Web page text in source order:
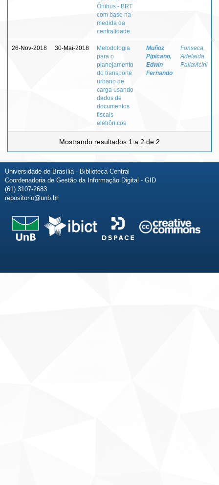
Ônibus - BRT
com base na
medida da
centralidade
26-Nov-2018 30-Mai-2018
Metodologia
para o
planejamento
do transporte
urbano de
carga usando
dados de
documentos
fiscais
eletrônicos
Muñoz
Pipicano,
Edwin
Fernando
Fonseca,
Adelaida
Pallavicini
Mostrando resultados 1 a 2 de 2
Universidade de Brasília - Biblioteca Central
Coordenadoria de Gestão da Informação Digital - GID
(61) 3107-2683
repositorio@unb.br